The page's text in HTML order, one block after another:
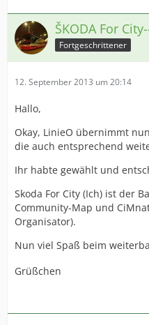
ŠKODA For
Fortgeschrittener
12. September 2013 um 20:14
Hallo,
Okay, LinieO übernimmt
die auch entsprechend
Ihr habte gewählt und
Skoda For City (Ich) ist der
Community-Map und
Organisator).
Nun viel Spaß beim
Grüßchen